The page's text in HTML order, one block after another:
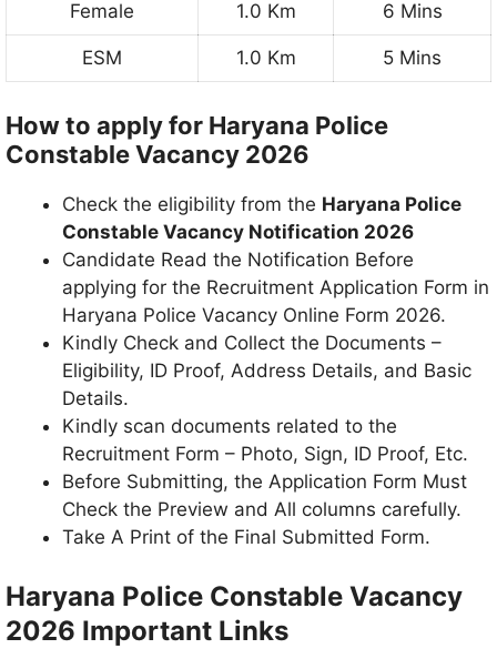
Female 1.0 Km 6 Mins
ESM 1.0 Km 5 Mins
How to apply for Haryana Police
Constable Vacancy 2026
Check the eligibility from the Haryana Police
Constable Vacancy Notification 2026
Candidate Read the Notification Before
applying for the Recruitment Application Form in
Haryana Police Vacancy Online Form 2026.
Kindly Check and Collect the Documents –
Eligibility, ID Proof, Address Details, and Basic
Details.
Kindly scan documents related to the
Recruitment Form – Photo, Sign, ID Proof, Etc.
Before Submitting, the Application Form Must
Check the Preview and All columns carefully.
Take A Print of the Final Submitted Form.
Haryana Police Constable Vacancy
2026 Important Links